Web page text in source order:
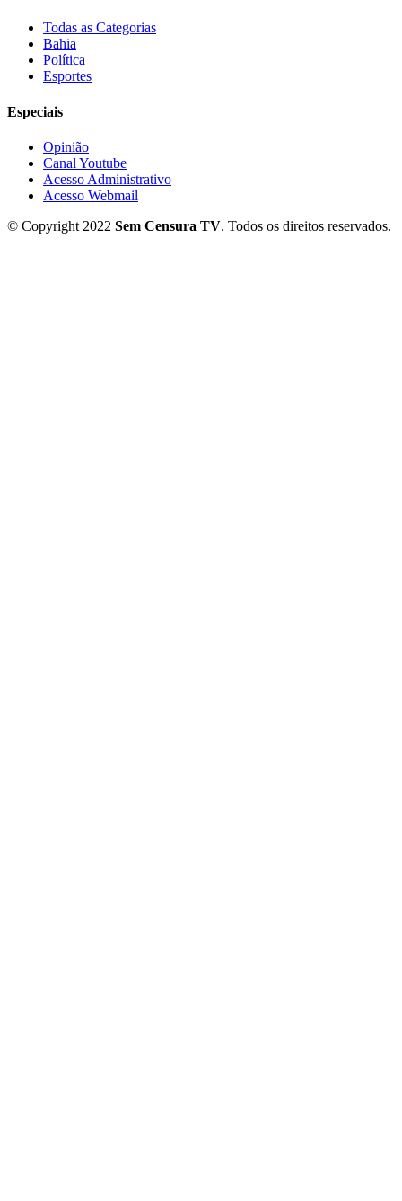
Todas as Categorias
Bahia
Política
Esportes
Especiais
Opinião
Canal Youtube
Acesso Administrativo
Acesso Webmail
© Copyright 2022 Sem Censura TV. Todos os direitos reservados.